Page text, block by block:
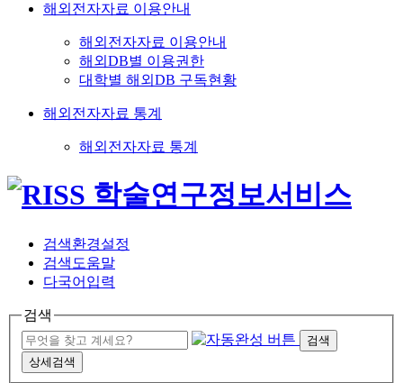
해외전자자료 이용안내
해외전자자료 이용안내
해외DB별 이용권한
대학별 해외DB 구독현황
해외전자자료 통계
해외전자자료 통계
검색환경설정
검색도움말
다국어입력
검색
검색
상세검색